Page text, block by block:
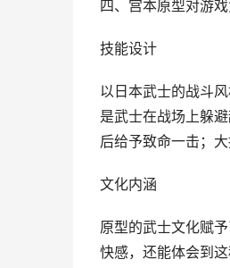
四、宫本原型对游
技能设计
以日本武士的战斗
是武士在战场上躲
后给予致命一击；
文化内涵
原型的武士文化赋
快感，还能体会到